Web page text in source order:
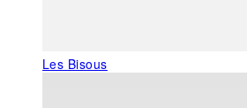
Les Bisous